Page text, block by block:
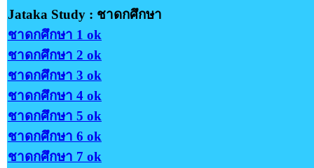
Jataka Study : ชาดกศึกษา
ชาดกศึกษา 1 ok
ชาดกศึกษา 2 ok
ชาดกศึกษา 3 ok
ชาดกศึกษา 4 ok
ชาดกศึกษา 5 ok
ชาดกศึกษา 6 ok
ชาดกศึกษา 7 ok